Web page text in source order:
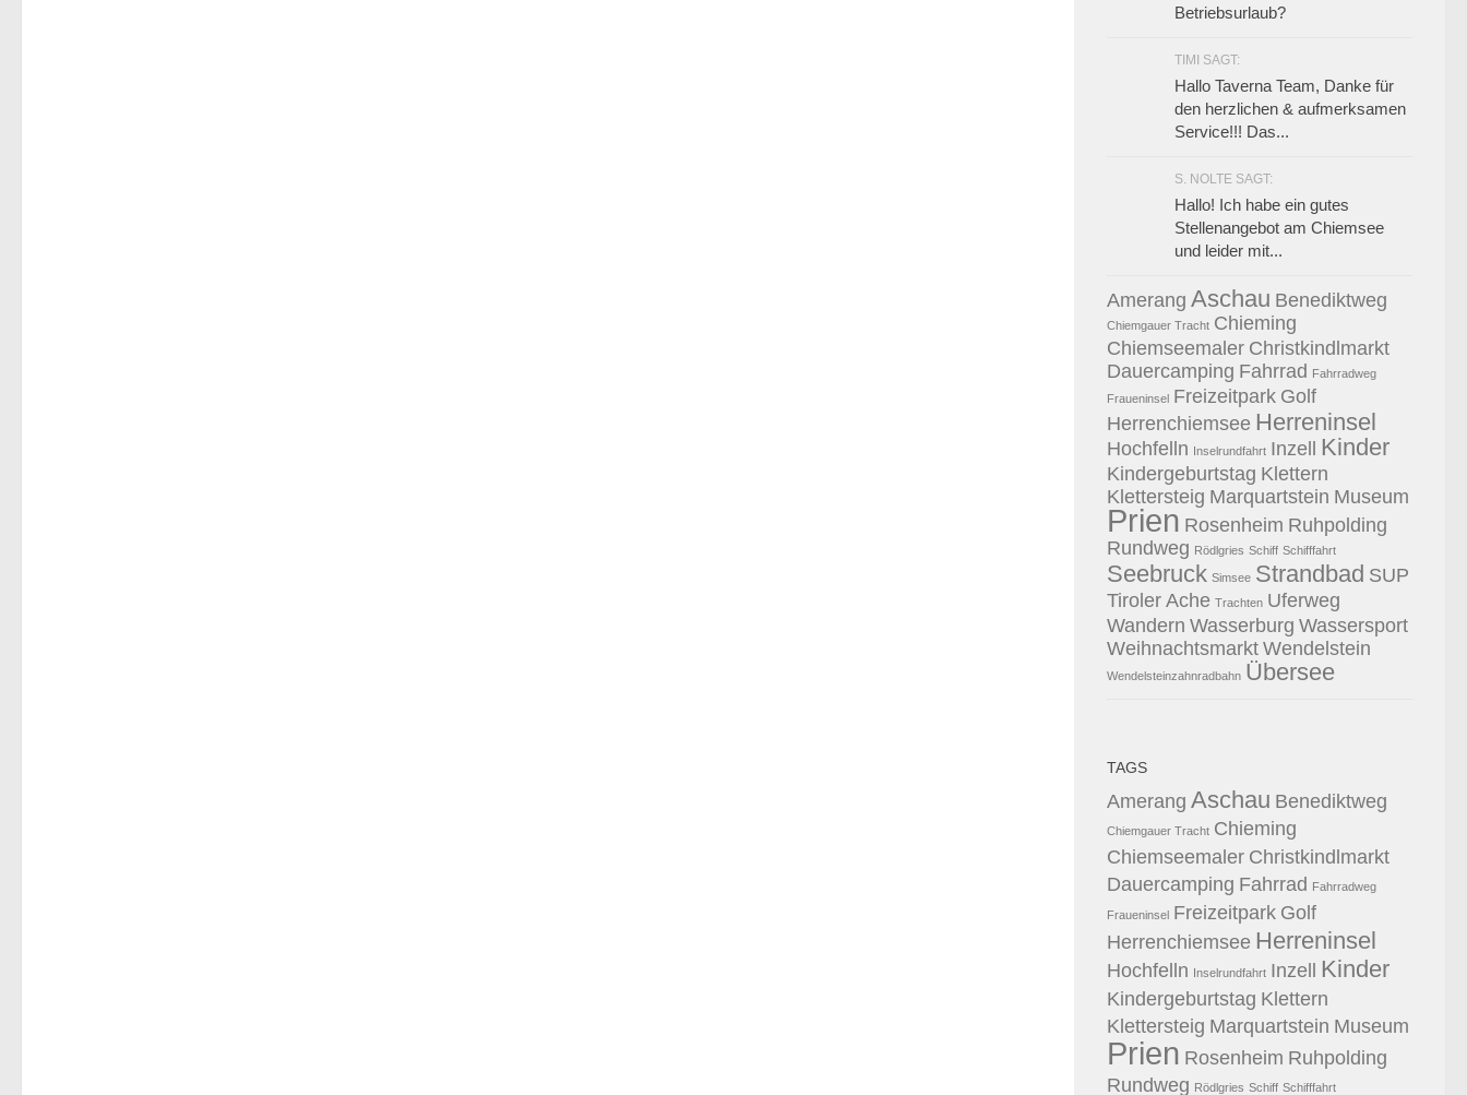
Betriebsurlaub?
TIMI SAGT:
Hallo Taverna Team, Danke für
den herzlichen & aufmerksamen
Service!!! Das...
S. NOLTE SAGT:
Hallo! Ich habe ein gutes
Stellenangebot am Chiemsee
und leider mit...
Amerang Aschau Benediktweg
Chiemgauer Tracht Chieming
Chiemseemaler Christkindlmarkt
Dauercamping Fahrrad Fahrradweg
Fraueninsel Freizeitpark Golf
Herrenchiemsee Herreninsel
Hochfelln Inselrundfahrt Inzell Kinder
Kindergeburtstag Klettern
Klettersteig Marquartstein Museum
Prien Rosenheim Ruhpolding
Rundweg Rödlgries Schiff Schifffahrt
Seebruck Simsee Strandbad SUP
Tiroler Ache Trachten Uferweg
Wandern Wasserburg Wassersport
Weihnachtsmarkt Wendelstein
Wendelsteinzahnradbahn Übersee
TAGS
Amerang Aschau Benediktweg
Chiemgauer Tracht Chieming
Chiemseemaler Christkindlmarkt
Dauercamping Fahrrad Fahrradweg
Fraueninsel Freizeitpark Golf
Herrenchiemsee Herreninsel
Hochfelln Inselrundfahrt Inzell Kinder
Kindergeburtstag Klettern
Klettersteig Marquartstein Museum
Prien Rosenheim Ruhpolding
Rundweg Rödlgries Schiff Schifffahrt